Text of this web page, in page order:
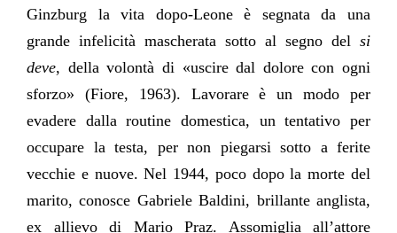
Ginzburg la vita dopo-Leone è segnata da una
grande infelicità mascherata sotto al segno del si
deve, della volontà di «uscire dal dolore con ogni
sforzo» (Fiore, 1963). Lavorare è un modo per
evadere dalla routine domestica, un tentativo per
occupare la testa, per non piegarsi sotto a ferite
vecchie e nuove. Nel 1944, poco dopo la morte del
marito, conosce Gabriele Baldini, brillante anglista,
ex allievo di Mario Praz. Assomiglia all’attore